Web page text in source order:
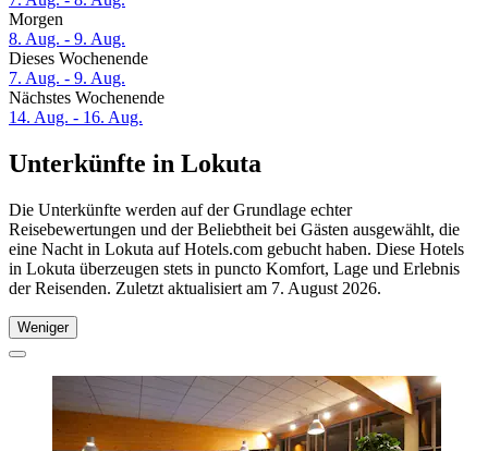
Morgen
8. Aug. - 9. Aug.
Dieses Wochenende
7. Aug. - 9. Aug.
Nächstes Wochenende
14. Aug. - 16. Aug.
Unterkünfte in Lokuta
Die Unterkünfte werden auf der Grundlage echter
Reisebewertungen und der Beliebtheit bei Gästen ausgewählt, die
eine Nacht in Lokuta auf Hotels.com gebucht haben. Diese Hotels
in Lokuta überzeugen stets in puncto Komfort, Lage und Erlebnis
der Reisenden. Zuletzt aktualisiert am 7. August 2026.
Weniger